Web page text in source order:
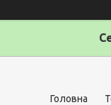
Головна